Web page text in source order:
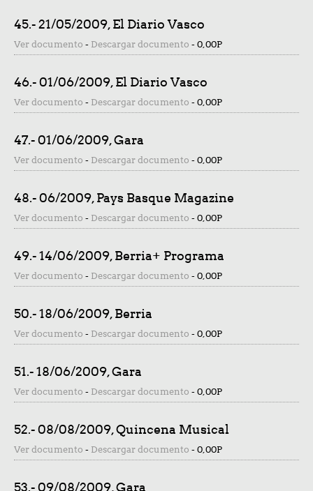
45.- 21/05/2009, El Diario Vasco
Ver documento - Descargar documento - 0,00P
46.- 01/06/2009, El Diario Vasco
Ver documento - Descargar documento - 0,00P
47.- 01/06/2009, Gara
Ver documento - Descargar documento - 0,00P
48.- 06/2009, Pays Basque Magazine
Ver documento - Descargar documento - 0,00P
49.- 14/06/2009, Berria+ Programa
Ver documento - Descargar documento - 0,00P
50.- 18/06/2009, Berria
Ver documento - Descargar documento - 0,00P
51.- 18/06/2009, Gara
Ver documento - Descargar documento - 0,00P
52.- 08/08/2009, Quincena Musical
Ver documento - Descargar documento - 0,00P
53.- 09/08/2009, Gara